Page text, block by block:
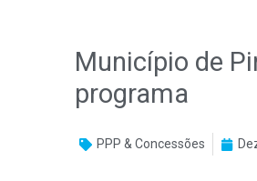
Município de
programa
PPP & Concessões